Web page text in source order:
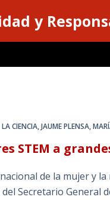
y
CIENCIA,JAUME PLENSA,
STEM a
de la mujer y
Secretario General